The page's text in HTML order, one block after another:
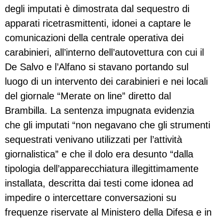
degli imputati è dimostrata dal sequestro di
apparati ricetrasmittenti, idonei a captare le
comunicazioni della centrale operativa dei
carabinieri, all’interno dell’autovettura con cui il
De Salvo e l’Alfano si stavano portando sul
luogo di un intervento dei carabinieri e nei locali
del giornale “Merate on line” diretto dal
Brambilla. La sentenza impugnata evidenzia
che gli imputati “non negavano che gli strumenti
sequestrati venivano utilizzati per l’attività
giornalistica” e che il dolo era desunto “dalla
tipologia dell’apparecchiatura illegittimamente
installata, descritta dai testi come idonea ad
impedire o intercettare conversazioni su
frequenze riservate al Ministero della Difesa e in